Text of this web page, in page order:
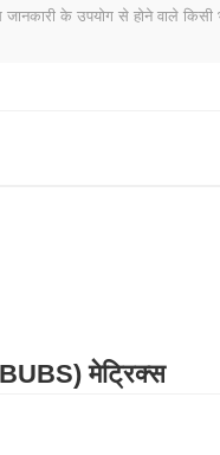
मेट्रिक्स
से कम प्रदर्शन किया। यह व्यापक
में अस्थायी पिछड़ापन का संकेत देता
के उपयोग से होने वाले